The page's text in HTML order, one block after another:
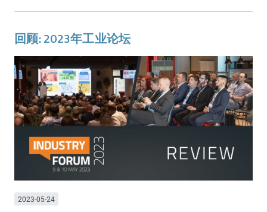
回顾: 2023年工业论坛
2023-05-24